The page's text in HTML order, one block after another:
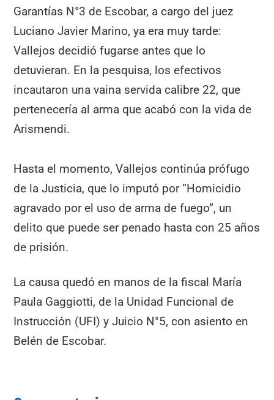
Garantías N°3 de Escobar, a cargo del juez
Luciano Javier Marino, ya era muy tarde:
Vallejos decidió fugarse antes que lo
detuvieran. En la pesquisa, los efectivos
incautaron una vaina servida calibre 22, que
pertenecería al arma que acabó con la vida de
Arismendi.
Hasta el momento, Vallejos continúa prófugo
de la Justicia, que lo imputó por “Homicidio
agravado por el uso de arma de fuego”, un
delito que puede ser penado hasta con 25 años
de prisión.
La causa quedó en manos de la fiscal María
Paula Gaggiotti, de la Unidad Funcional de
Instrucción (UFI) y Juicio N°5, con asiento en
Belén de Escobar.